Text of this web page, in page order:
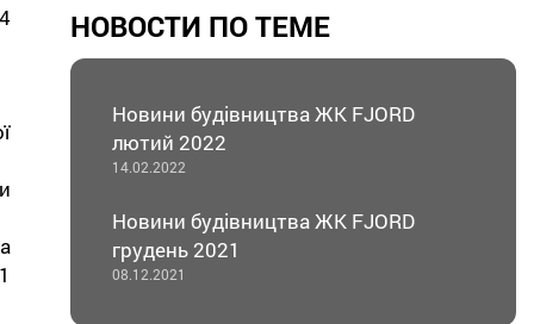
НОВОСТИ ПО ТЕМЕ
Новини будівництва ЖК FJORD
лютий 2022
14.02.2022
Новини будівництва ЖК FJORD
грудень 2021
08.12.2021